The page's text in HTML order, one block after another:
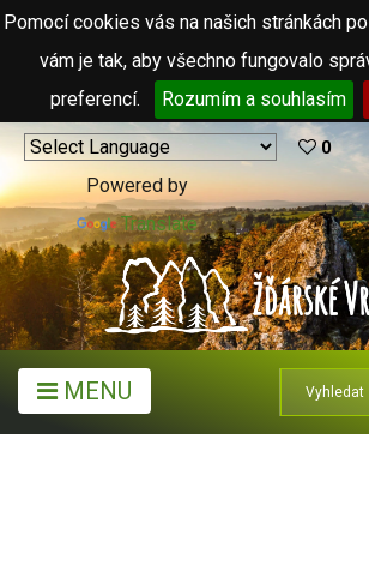
Pomocí cookies vás na našich stránkách
vám je tak, aby všechno fungovalo
preferencí.
Rozumím a souhlasím
Powered by
Translate
0
MENU